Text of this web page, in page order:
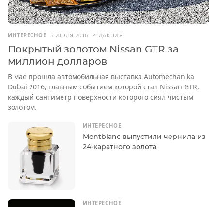
ИНТЕРЕСНОЕ 5 ИЮЛЯ 2016 РЕДАКЦИЯ
Покрытый золотом Nissan GTR за
миллион долларов
В мае прошла автомобильная выставка Automechanika
Dubai 2016, главным событием которой стал Nissan GTR,
каждый сантиметр поверхности которого сиял чистым
золотом.
ИНТЕРЕСНОЕ
Montblanc выпустили чернила из
24-каратного золота
ИНТЕРЕСНОЕ